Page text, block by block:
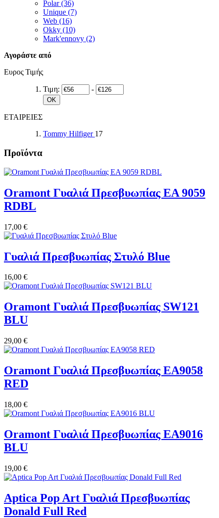
Polar (36)
Unique (7)
Web (16)
Okky (10)
Mark'ennovy (2)
Αγοράστε από
Ευρος Τιμής
Τιμη: -
OK
ΕΤΑΙΡΕΙΕΣ
Tommy Hilfiger 17
Προϊόντα
Oramont Γυαλιά Πρεσβυωπίας EA 9059
RDBL
17,00 €
Γυαλιά Πρεσβυωπίας Στυλό Blue
16,00 €
Oramont Γυαλιά Πρεσβυωπίας SW121
BLU
29,00 €
Oramont Γυαλιά Πρεσβυωπίας EA9058
RED
18,00 €
Oramont Γυαλιά Πρεσβυωπίας EA9016
BLU
19,00 €
Aptica Pop Art Γυαλιά Πρεσβυωπίας
Donald Full Red